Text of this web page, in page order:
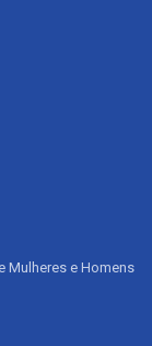
Mulheres e Homens